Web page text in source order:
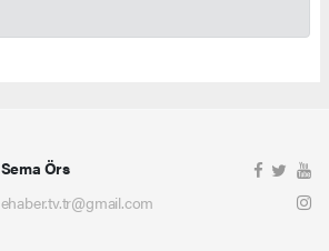
Sema Örs
ehaber.tv.tr@gmail.com